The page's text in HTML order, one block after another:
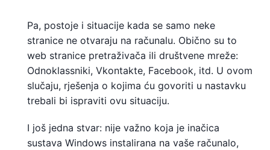
Pa, postoje i situacije kada se samo neke
stranice ne otvaraju na računalu. Obično su to
web stranice pretraživača ili društvene mreže:
Odnoklassniki, Vkontakte, Facebook, itd. U ovom
slučaju, rješenja o kojima ću govoriti u nastavku
trebali bi ispraviti ovu situaciju.
I još jedna stvar: nije važno koja je inačica
sustava Windows instalirana na vaše računalo,